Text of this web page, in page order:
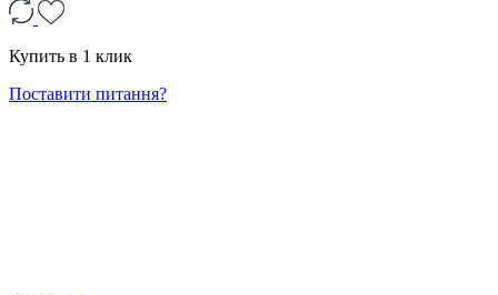
Купить в 1 клик
Поставити питання?